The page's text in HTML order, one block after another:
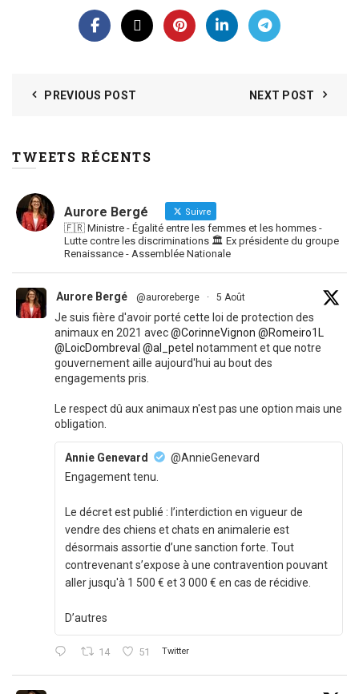
PREVIOUS POST NEXT POST
TWEETS RÉCENTS
Aurore Bergé Suivre
🇫🇷 Ministre - Égalité entre les femmes et les hommes -
Lutte contre les discriminations 🏛 Ex présidente du groupe
Renaissance - Assemblée Nationale
Aurore Bergé @auroreberge · 5 Août
Je suis fière d'avoir porté cette loi de protection des
animaux en 2021 avec@CorinneVignon @Romeiro1L
@LoicDombreval @al_petel notamment et que notre
gouvernement aille aujourd'hui au bout des
engagements pris.
Le respect dû aux animaux n'est pas une option mais une
obligation.
Annie Genevard
@AnnieGenevard
Engagement tenu.
Le décret est publié : l’interdiction en vigueur de
vendre des chiens et chats en animalerie est
désormais assortie d’une sanction forte. Tout
contrevenant s’expose à une contravention pouvant
aller jusqu'à 1 500 € et 3 000 € en cas de récidive.
D’autres
14 51 Twitter